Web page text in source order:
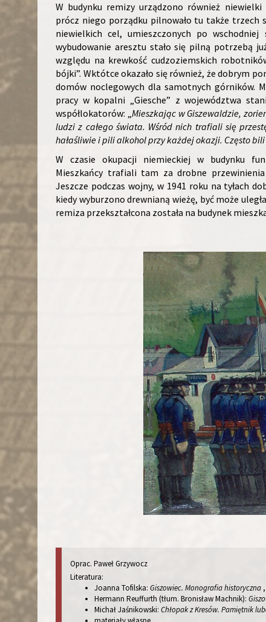
W budynku remizy urządzono również
prócz niego porządku pilnowało tu także trzech
niewielkich cel, umieszczonych po
wybudowanie aresztu stało się pilną potrzebą
względu na krewkość cudzoziemskich
bójki”. Wktótce okazało się również, że dobrym
domów noclegowych dla samotnych górników.
pracy w kopalni „Giesche” z województwa
współlokatorów: „Mieszkając w Giszewaldzie,
ludzi z całego świata. Wśród nich trafiali się
hałaśliwie i pili alkohol przy każdej okazji. Często
W czasie okupacji niemieckiej w budynku
Mieszkańcy trafiali tam za drobne
Jeszcze podczas wojny, w 1941 roku na tyłach
kiedy wyburzono drewnianą wieżę, być może
remiza przekształcona została na budynek
Oprac. Paweł Grzywocz
Literatura:
Joanna Tofilska: Giszowiec. Monografia historyczna
Hermann Reuffurth (tłum. Bronisław Machnik):
Michał Jaśnikowski: Chłopak z Kresów. Pamiętnik